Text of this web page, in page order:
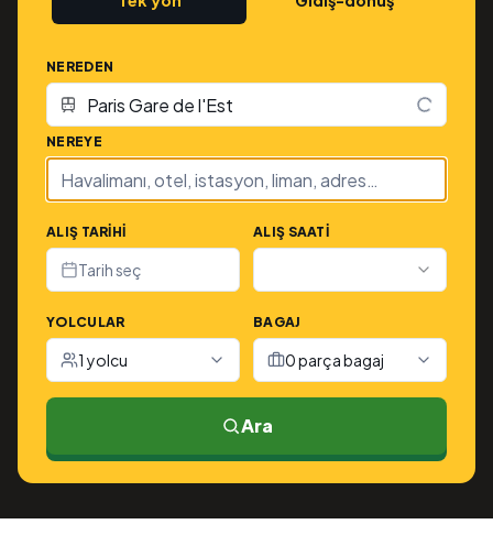
NEREDEN
NEREYE
ALIŞ TARIHI
Tarih seç
ALIŞ SAATI
YOLCULAR
1 yolcu
BAGAJ
0 parça bagaj
Ara